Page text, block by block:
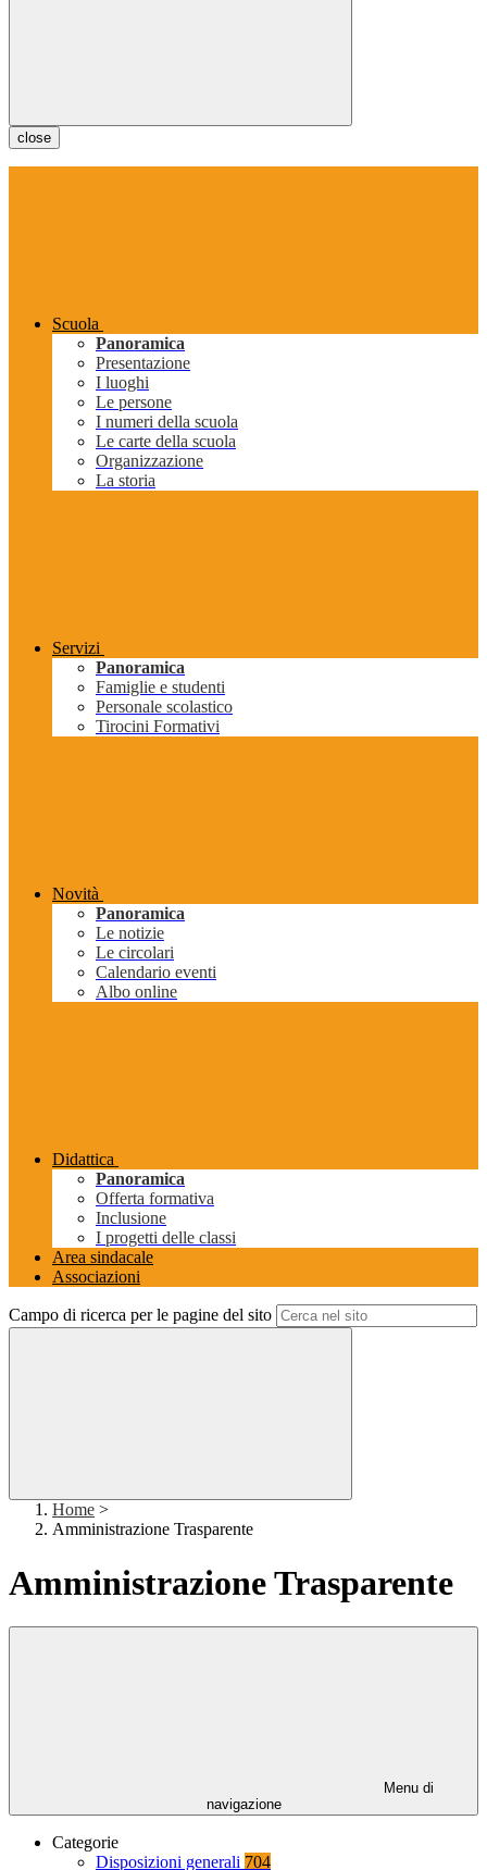
close
Scuola
Panoramica
Presentazione
I luoghi
Le persone
I numeri della scuola
Le carte della scuola
Organizzazione
La storia
Servizi
Panoramica
Famiglie e studenti
Personale scolastico
Tirocini Formativi
Novità
Panoramica
Le notizie
Le circolari
Calendario eventi
Albo online
Didattica
Panoramica
Offerta formativa
Inclusione
I progetti delle classi
Area sindacale
Associazioni
Campo di ricerca per le pagine del sito
Home >
Amministrazione Trasparente
Amministrazione Trasparente
Menu di
navigazione
Categorie
Disposizioni generali 704